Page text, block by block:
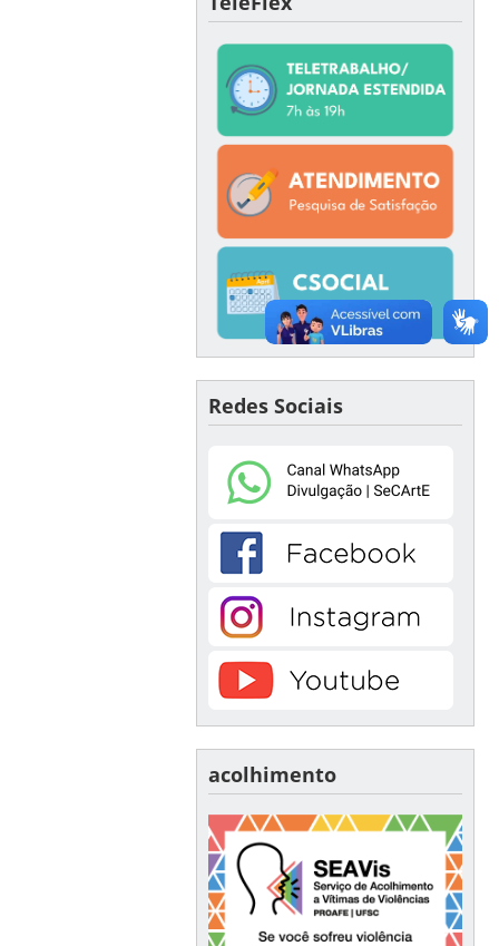
Redes Sociais
acolhimento